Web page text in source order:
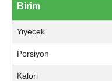
Birim
Yiyecek
Porsiyon
Kalori